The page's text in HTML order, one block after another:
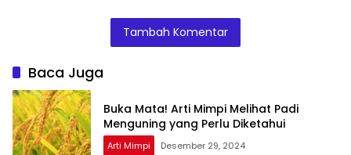
Teman Ternyata
Ini Artinya
Menurut Pakar
Ini Penjelasannya
Tambah Komentar
Baca Juga
Buka Mata! Arti Mimpi Melihat Padi
Menguning yang Perlu Diketahui
Arti Mimpi Desember 29, 2024